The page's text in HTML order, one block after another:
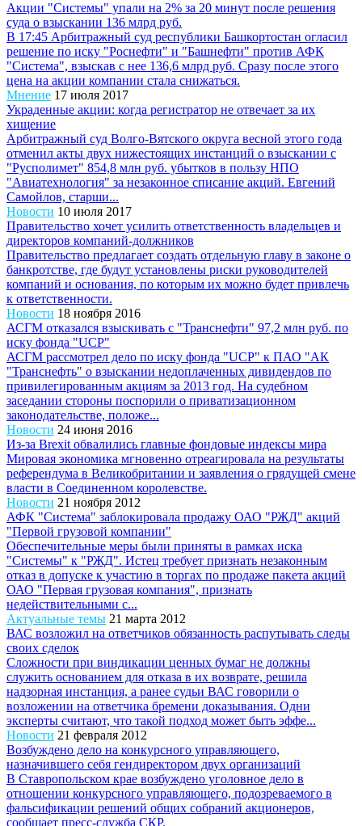
Акции "Системы" упали на 2% за 20 минут после решения
суда о взыскании 136 млрд руб.
В 17:45 Арбитражный суд республики Башкортостан огласил
решение по иску "Роснефти" и "Башнефти" против АФК
"Система", взыскав с нее 136,6 млрд руб. Сразу после этого
цена на акции компании стала снижаться.
Мнение 17 июля 2017
Украденные акции: когда регистратор не отвечает за их
хищение
Арбитражный суд Волго-Вятского округа весной этого года
отменил акты двух нижестоящих инстанций о взыскании с
"Русполимет" 854,8 млн руб. убытков в пользу НПО
"Авиатехнология" за незаконное списание акций. Евгений
Самойлов, старши...
Новости 10 июля 2017
Правительство хочет усилить ответственность владельцев и
директоров компаний-должников
Правительство предлагает создать отдельную главу в законе о
банкротстве, где будут установлены риски руководителей
компаний и основания, по которым их можно будет привлечь
к ответственности.
Новости 18 ноября 2016
АСГМ отказался взыскивать с "Транснефти" 97,2 млн руб. по
иску фонда "UCP"
АСГМ рассмотрел дело по иску фонда "UCP" к ПАО "АК
"Транснефть" о взыскании недоплаченных дивидендов по
привилегированным акциям за 2013 год. На судебном
заседании стороны поспорили о приватизационном
законодательстве, положе...
Новости 24 июня 2016
Из-за Brexit обвалились главные фондовые индексы мира
Мировая экономика мгновенно отреагировала на результаты
референдума в Великобритании и заявления о грядущей смене
власти в Соединенном королевстве.
Новости 21 ноября 2012
АФК "Система" заблокировала продажу ОАО "РЖД" акций
"Первой грузовой компании"
Обеспечительные меры были приняты в рамках иска
"Системы" к "РЖД". Истец требует признать незаконным
отказ в допуске к участию в торгах по продаже пакета акций
ОАО "Первая грузовая компания", признать
недействительными с...
Актуальные темы 21 марта 2012
ВАС возложил на ответчиков обязанность распутывать следы
своих сделок
Сложности при виндикации ценных бумаг не должны
служить основанием для отказа в их возврате, решила
надзорная инстанция, а ранее судьи ВАС говорили о
возложении на ответчика бремени доказывания. Одни
эксперты считают, что такой подход может быть эффе...
Новости 21 февраля 2012
Возбуждено дело на конкурсного управляющего,
назначившего себя гендиректором двух организаций
В Ставропольском крае возбуждено уголовное дело в
отношении конкурсного управляющего, подозреваемого в
фальсификации решений общих собраний акционеров,
сообщает пресс-служба СКР.